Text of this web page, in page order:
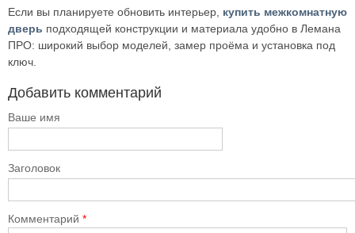
Если вы планируете обновить интерьер, купить межкомнатную
дверь подходящей конструкции и материала удобно в Лемана
ПРО: широкий выбор моделей, замер проёма и установка под
ключ.
Добавить комментарий
Ваше имя
Заголовок
Комментарий *